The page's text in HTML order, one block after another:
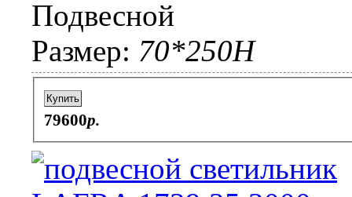
Подвесной
Размер: 70*250H
Купить
79600p.